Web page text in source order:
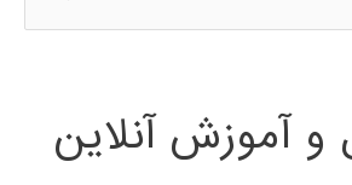
و آموزش آنلاین